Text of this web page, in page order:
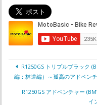
R1250GS トリプルブラック
編：林道編）～孤高のアドベン
R1250GS アドベンチャー
イ